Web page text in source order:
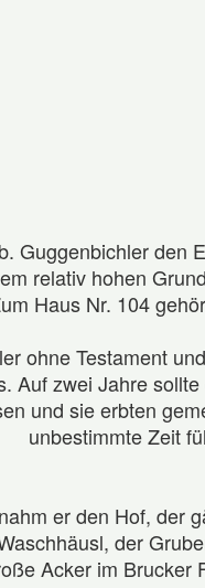
Guggenbichler
relativ hohen
Haus Nr. 104
ohne Testament
Auf zwei Jahre
und sie erbten
unbestimmte Zeit
er den Hof, der
der
Acker im